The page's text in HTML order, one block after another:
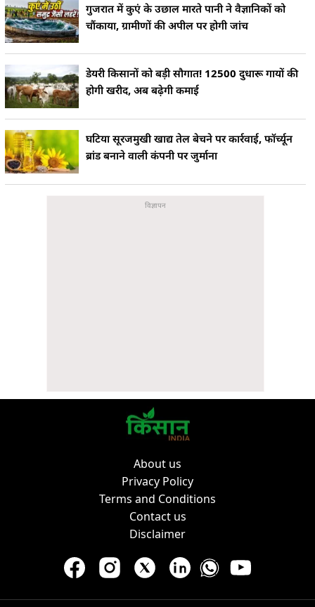
गुजरात में कुएं के उछाल मारते पानी ने वैज्ञानिकों को
चौंकाया, ग्रामीणों की अपील पर होगी जांच
डेयरी किसानों को बड़ी सौगात! 12500 दुधारू गायों की
होगी खरीद, अब बढ़ेगी कमाई
घटिया सूरजमुखी खाद्य तेल बेचने पर कार्रवाई, फॉर्च्यून
ब्रांड बनाने वाली कंपनी पर जुर्माना
About us
Privacy Policy
Terms and Conditions
Contact us
Disclaimer